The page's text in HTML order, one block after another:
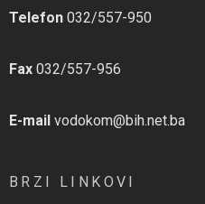
Telefon 032/557-950
Fax 032/557-956
E-mail vodokom@bih.net.ba
BRZI LINKOVI